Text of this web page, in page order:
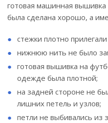
готовая машинная вышивка
была сделана хорошо, а
стежки плотно
нижнюю нить не было
готовая вышивка на
одежде была плотной;
на задней стороне не
лишних петель и узлов;
петли не выбивались из